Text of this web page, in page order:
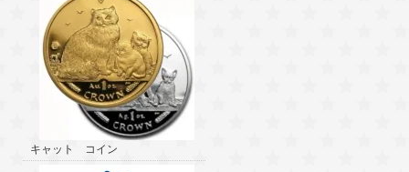
キャット コイン